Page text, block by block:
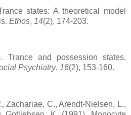
states: A theoretical model
Ethos, 14(2), 174-203.
Trance and possession states.
Psychiatry, 16(2), 153-160.
Zachariae, C., Arendt-Nielsen, L.,